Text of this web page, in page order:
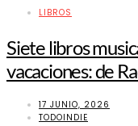
LIBROS
Siete libros
vacaciones: de
17 JUNIO, 2026
TODOINDIE